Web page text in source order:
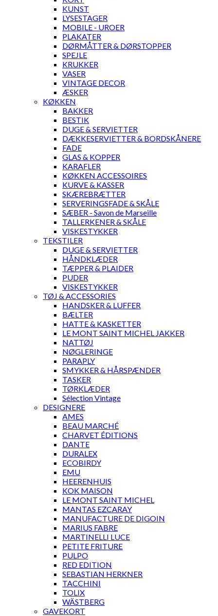
KUNST
LYSESTAGER
MOBILE - UROER
PLAKATER
DØRMÅTTER & DØRSTOPPER
SPEJLE
KRUKKER
VASER
VINTAGE DECOR
ÆSKER
KØKKEN
BAKKER
BESTIK
DUGE & SERVIETTER
DÆKKESERVIETTER & BORDSKÅNERE
FADE
GLAS & KOPPER
KARAFLER
KØKKEN ACCESSOIRES
KURVE & KASSER
SKÆREBRÆTTER
SERVERINGSFADE & SKÅLE
SÆBER - Savon de Marseille
TALLERKENER & SKÅLE
VISKESTYKKER
TEKSTILER
DUGE & SERVIETTER
HÅNDKLÆDER
TÆPPER & PLAIDER
PUDER
VISKESTYKKER
TØJ & ACCESSORIES
HANDSKER & LUFFER
BÆLTER
HATTE & KASKETTER
LE MONT SAINT MICHEL JAKKER
NATTØJ
NØGLERINGE
PARAPLY
SMYKKER & HÅRSPÆNDER
TASKER
TØRKLÆDER
Sélection Vintage
DESIGNERE
AMES
BEAU MARCHÉ
CHARVET ÉDITIONS
DANTE
DURALEX
ECOBIRDY
EMU
HEERENHUIS
KOK MAISON
LE MONT SAINT MICHEL
MANTAS EZCARAY
MANUFACTURE DE DIGOIN
MARIUS FABRE
MARTINELLI LUCE
PETITE FRITURE
PULPO
RED EDITION
SEBASTIAN HERKNER
TACCHINI
TOLIX
WÄSTBERG
GAVEKORT